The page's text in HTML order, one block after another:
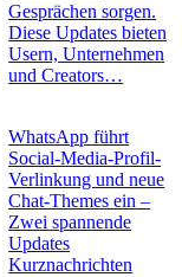
Gesprächen sorgen.
Diese Updates bieten
Usern, Unternehmen
und Creators…
WhatsApp führt
Social-Media-Profil-
Verlinkung und neue
Chat-Themes ein –
Zwei spannende
Updates
Kurznachrichten